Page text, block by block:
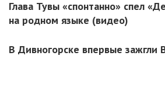
Глава Тувы «спонтанно» спел
на родном языке (видео)
В Дивногорске впервые зажгли